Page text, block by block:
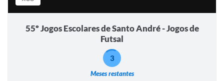
55º Jogos Escolares de Santo André - Jogos de
Futsal
Meses restantes
3